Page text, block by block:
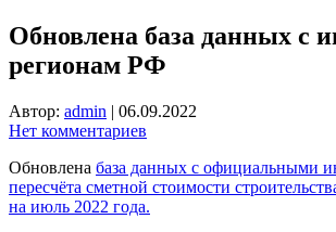
Обновлена база данных с
регионам РФ
Автор: admin | 06.09.2022
Нет комментариев
Обновлена база данных с официальными
пересчёта сметной стоимости
на июль 2022 года.